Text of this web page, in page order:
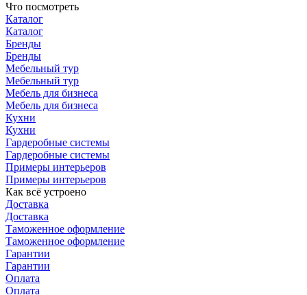
Что посмотреть
Каталог
Каталог
Бренды
Бренды
Мебельный тур
Мебельный тур
Мебель для бизнеса
Мебель для бизнеса
Кухни
Кухни
Гардеробные системы
Гардеробные системы
Примеры интерьеров
Примеры интерьеров
Как всё устроено
Доставка
Доставка
Таможенное оформление
Таможенное оформление
Гарантии
Гарантии
Оплата
Оплата